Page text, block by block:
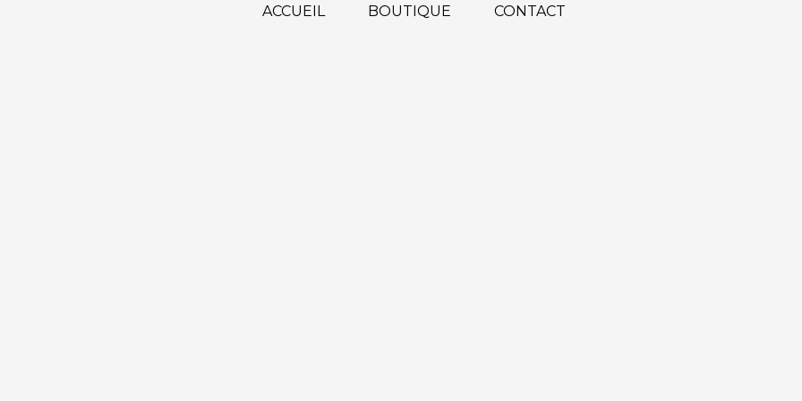
ACCUEIL BOUTIQUE CONTACT